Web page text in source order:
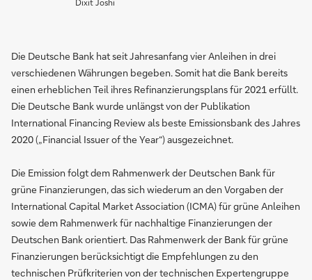
Dixit Joshi
Die Deutsche Bank hat seit Jahresanfang vier Anleihen in drei
verschiedenen Währungen begeben. Somit hat die Bank bereits
einen erheblichen Teil ihres Refinanzierungsplans für 2021 erfüllt.
Die Deutsche Bank wurde unlängst von der Publikation
International Financing Review als beste Emissionsbank des Jahres
2020 („Financial Issuer of the Year“) ausgezeichnet.
Die Emission folgt dem Rahmenwerk der Deutschen Bank für
grüne Finanzierungen, das sich wiederum an den Vorgaben der
International Capital Market Association (ICMA) für grüne Anleihen
sowie dem Rahmenwerk für nachhaltige Finanzierungen der
Deutschen Bank orientiert. Das Rahmenwerk der Bank für grüne
Finanzierungen berücksichtigt die Empfehlungen zu den
technischen Prüfkriterien von der technischen Expertengruppe